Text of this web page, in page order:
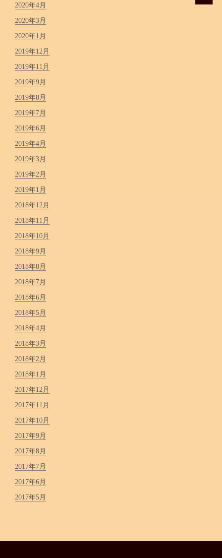
2020年4月
2020年3月
2020年1月
2019年12月
2019年11月
2019年9月
2019年8月
2019年7月
2019年6月
2019年4月
2019年3月
2019年2月
2019年1月
2018年12月
2018年11月
2018年10月
2018年9月
2018年8月
2018年7月
2018年6月
2018年5月
2018年4月
2018年3月
2018年2月
2018年1月
2017年12月
2017年11月
2017年10月
2017年9月
2017年8月
2017年7月
2017年6月
2017年5月